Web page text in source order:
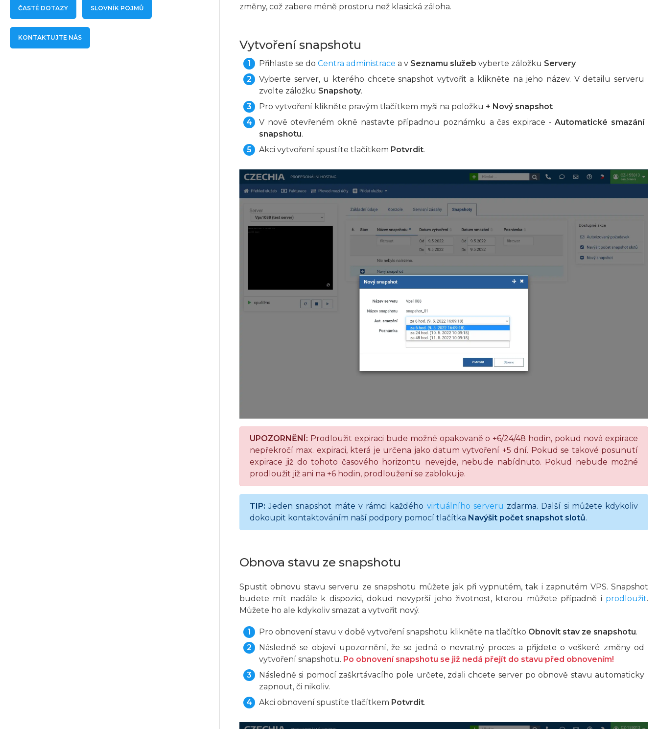
ČASTÉ DOTAZY SLOVNÍK POJMŮ
KONTAKTUJTE NÁS
změny, což zabere méně prostoru než klasická záloha.
Vytvoření snapshotu
Přihlaste se do Centra administrace a v Seznamu služeb vyberte záložku Servery
Vyberte server, u kterého chcete snapshot vytvořit a klikněte na jeho název. V detailu serveru
zvolte záložku Snapshoty.
Pro vytvoření klikněte pravým tlačítkem myši na položku + Nový snapshot
V nově otevřeném okně nastavte případnou poznámku a čas expirace -Automatické smazání
snapshotu.
Akci vytvoření spustíte tlačítkem Potvrdit.
UPOZORNĚNÍ: Prodloužit expiraci bude možné opakovaně o +6/24/48 hodin, pokud nová expirace
nepřekročí max. expiraci, která je určena jako datum vytvoření +5 dní. Pokud se takové posunutí
expirace již do tohoto časového horizontu nevejde, nebude nabídnuto. Pokud nebude možné
prodloužit již ani na +6 hodin, prodloužení se zablokuje.
TIP: Jeden snapshot máte v rámci každého virtuálního serveru zdarma. Další si můžete kdykoliv
dokoupit kontaktováním naší podpory pomocí tlačítka Navýšit počet snapshot slotů.
Obnova stavu ze snapshotu
Spustit obnovu stavu serveru ze snapshotu můžete jak při vypnutém, tak i zapnutém VPS. Snapshot
budete mít nadále k dispozici, dokud nevyprší jeho životnost, kterou můžete případně i prodloužit.
Můžete ho ale kdykoliv smazat a vytvořit nový.
Pro obnovení stavu v době vytvoření snapshotu klikněte na tlačítko Obnovit stav ze snapshotu.
Následně se objeví upozornění, že se jedná o nevratný proces a přijdete o veškeré změny od
vytvoření snapshotu. Po obnovení snapshotu se již nedá přejít do stavu před obnovením!
Následně si pomocí zaškrtávacího pole určete, zdali chcete server po obnově stavu automaticky
zapnout, či nikoliv.
Akci obnovení spustíte tlačítkem Potvrdit.